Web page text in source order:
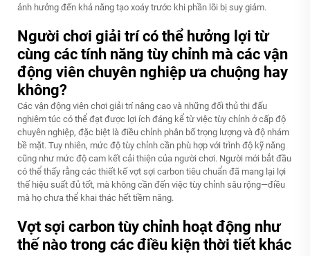
ảnh hưởng đến khả năng tạo xoáy trước khi phần lõi bị suy giảm.
Người chơi giải trí có thể hưởng lợi từ
cùng các tính năng tùy chỉnh mà các vận
động viên chuyên nghiệp ưa chuộng hay
không?
Các vận động viên chơi giải trí nâng cao và những đối thủ thi đấu
nghiêm túc có thể đạt được lợi ích đáng kể từ việc tùy chỉnh ở cấp độ
chuyên nghiệp, đặc biệt là điều chỉnh phân bố trọng lượng và độ nhám
bề mặt. Tuy nhiên, mức độ tùy chỉnh cần phù hợp với trình độ kỹ năng
cũng như mức độ cam kết cải thiện của người chơi. Người mới bắt đầu
có thể thấy rằng các thiết kế vợt sợi carbon tiêu chuẩn đã mang lại lợi
thế hiệu suất đủ tốt, mà không cần đến việc tùy chỉnh sâu rộng—điều
mà họ chưa thể khai thác hết tiềm năng.
Vợt sợi carbon tùy chỉnh hoạt động như
thế nào trong các điều kiện thời tiết khác